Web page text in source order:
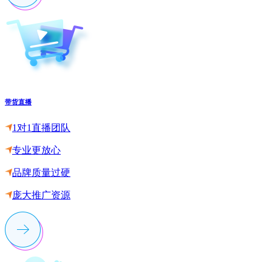
带货直播
1对1直播团队
专业更放心
品牌质量过硬
庞大推广资源